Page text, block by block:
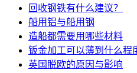
回收钢铁有什么建议？
船用铝与船用钢
造船都需要用哪些材料
钣金加工可以薄到什么程
英国脱欧的原因与影响